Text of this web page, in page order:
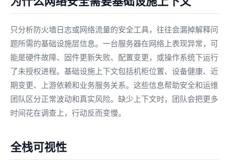
只分析防火墙日志或网络流量的安全工具，往往会漏掉解释问
题所需的基础设施层信息。一台服务器在网络上表现异常，可
能是硬件故障、固件更新失败、配置变更，或操作系统下运行
了未授权进程。基础设施上下文包括机柜位置、设备健康、近
期变更、上游依赖和业务服务关系。这些信息帮助安全和运维
团队区分正常波动和真实风险。缺少上下文时，团队会把更多
时间花在调查上，行动反而变慢。
全栈可视性